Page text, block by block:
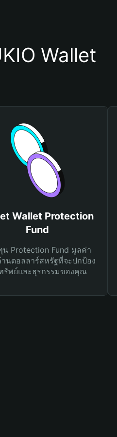
Wallet
Wallet Protection
Fund
น Protection Fund มูลค่า
นดอลลาร์สหรัฐที่จะปกป้อง
รัพย์และธุรกรรมของคุณ